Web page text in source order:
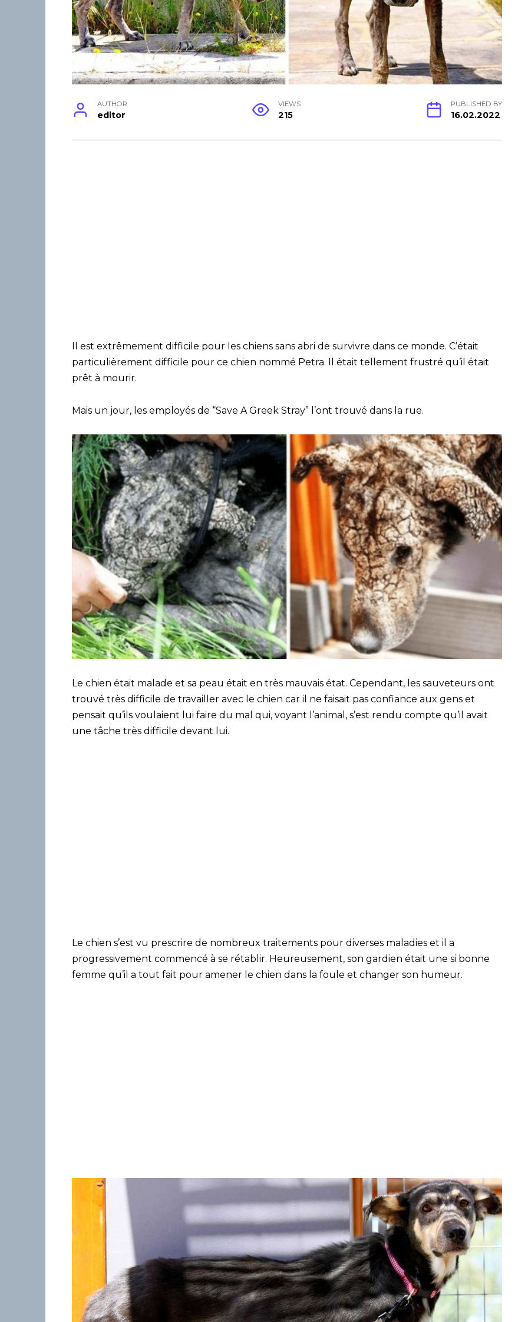
AUTHOR
editor
VIEWS
215
PUBLISHED BY
16.02.2022
Il est extrêmement difficile pour les chiens sans abri de survivre dans ce monde. C’était
particulièrement difficile pour ce chien nommé Petra. Il était tellement frustré qu’il était
prêt à mourir.
Mais un jour, les employés de “Save A Greek Stray” l’ont trouvé dans la rue.
Le chien était malade et sa peau était en très mauvais état. Cependant, les sauveteurs ont
trouvé très difficile de travailler avec le chien car il ne faisait pas confiance aux gens et
pensait qu’ils voulaient lui faire du mal qui, voyant l’animal, s’est rendu compte qu’il avait
une tâche très difficile devant lui.
Le chien s’est vu prescrire de nombreux traitements pour diverses maladies et il a
progressivement commencé à se rétablir. Heureusement, son gardien était une si bonne
femme qu’il a tout fait pour amener le chien dans la foule et changer son humeur.